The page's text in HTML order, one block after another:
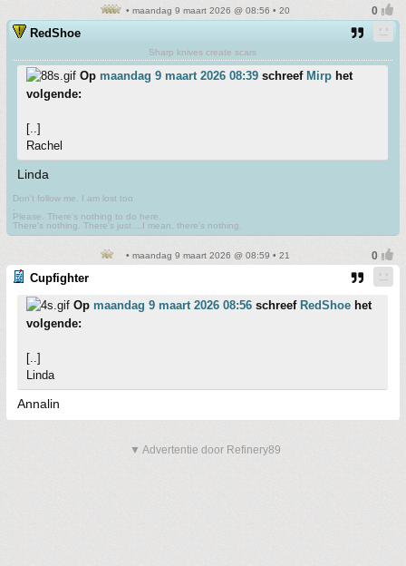
• maandag 9 maart 2026 @ 08:56 • 20
RedShoe
Sharp knives create scars
Op maandag 9 maart 2026 08:39 schreef Mirp het
volgende:
[..]
Rachel
Linda
Don't follow me. I am lost too
Please. There's nothing to do here.
There's nothing. There's just....I mean, there's nothing.
• maandag 9 maart 2026 @ 08:59 • 21
Cupfighter
Op maandag 9 maart 2026 08:56 schreef RedShoe het
volgende:
[..]
Linda
Annalin
▼ Advertentie door Refinery89